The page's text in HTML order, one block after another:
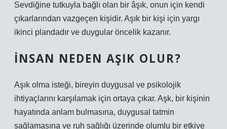
Sevdiğine tutkuyla bağlı olan bir âşık, onun için kendi
çıkarlarından vazgeçen kişidir. Aşık bir kişi için yargı
ikinci plandadır ve duygular öncelik kazanır.
İNSAN NEDEN AŞIK OLUR?
Aşık olma isteği, bireyin duygusal ve psikolojik
ihtiyaçlarını karşılamak için ortaya çıkar. Aşk, bir kişinin
hayatında anlam bulmasına, duygusal tatmin
sağlamasına ve ruh sağlığı üzerinde olumlu bir etkiye